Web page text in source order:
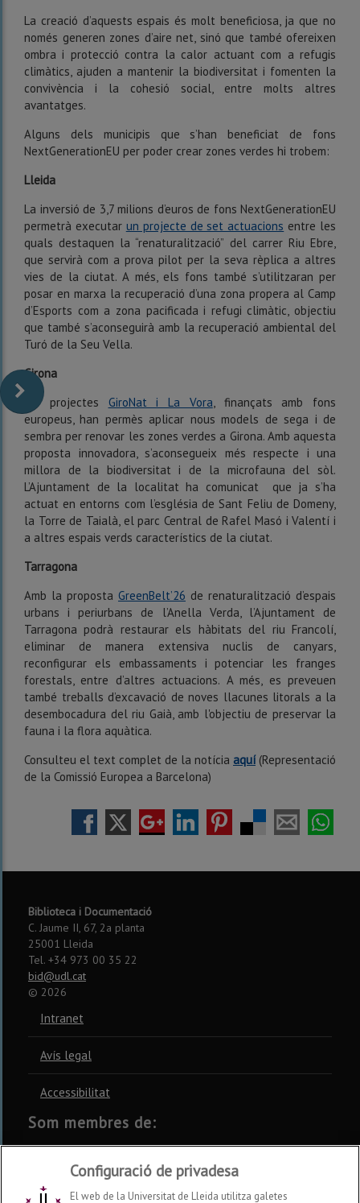
La creació d’aquests espais és molt beneficiosa, ja que no
només generen zones d’aire net, sinó que també ofereixen
ombra i protecció contra la calor actuant com a refugis
climàtics, ajuden a mantenir la biodiversitat i fomenten la
convivència i la cohesió social, entre molts altres
avantatges.
Alguns dels municipis que s’han beneficiat de fons
NextGenerationEU per poder crear zones verdes hi trobem:
Lleida
La inversió de 3,7 milions d’euros de fons NextGenerationEU
permetrà executar un projecte de set actuacions entre les
quals destaquen la “renaturalització” del carrer Riu Ebre,
que servirà com a prova pilot per la seva rèplica a altres
vies de la ciutat. A més, els fons també s’utilitzaran per
posar en marxa la recuperació d’una zona propera al Camp
d’Esports com a zona pacificada i refugi climàtic, objectiu
que també s’aconseguirà amb la recuperació ambiental del
Turó de la Seu Vella.
Girona
Els projectes GiroNat i La Vora, finançats amb fons
europeus, han permès aplicar nous models de sega i de
sembra per renovar les zones verdes a Girona. Amb aquesta
proposta innovadora, s’aconsegueix més respecte i una
millora de la biodiversitat i de la microfauna del sòl.
L’Ajuntament de la localitat ha comunicat que ja s’ha
actuat en entorns com l’església de Sant Feliu de Domeny,
la Torre de Taialà, el parc Central de Rafel Masó i Valentí i
a altres espais verds característics de la ciutat.
Tarragona
Amb la proposta GreenBelt’26 de renaturalització d’espais
urbans i periurbans de l’Anella Verda, l’Ajuntament de
Tarragona podrà restaurar els hàbitats del riu Francolí,
eliminar de manera extensiva nuclis de canyars,
reconfigurar els embassaments i potenciar les franges
forestals, entre d’altres actuacions. A més, es preveuen
també treballs d’excavació de noves llacunes litorals a la
desembocadura del riu Gaià, amb l'objectiu de preservar la
fauna i la flora aquàtica.
Consulteu el text complet de la notícia aquí (Representació
de la Comissió Europea a Barcelona)
Biblioteca i Documentació
C. Jaume II, 67, 2a planta
25001 Lleida
Tel. +34 973 00 35 22
bid@udl.cat
© 2026
Intranet
Avís legal
Accessibilitat
Som membres de:
CSUC REBIUN CRUE
Configuració de privadesa
El web de la Universitat de Lleida utilitza galetes